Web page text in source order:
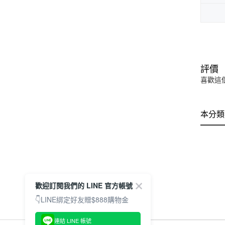
評價
喜歡這
本分
歡迎訂閱我們的 LINE 官方帳號
👇LINE綁定好友贈$888購物金
連結 LINE 帳號